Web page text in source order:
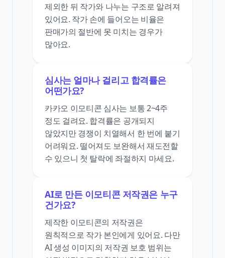
제외한 뒤 작가와 나누는 구조로 알려져
있어요. 작가 손에 들어오는 비율은
판매가의 절반에 못 미치는 경우가
많아요.
심사는 얼마나 걸리고 합격률은
어떤가요?
카카오 이모티콘 심사는 보통 2~4주
정도 걸려요. 합격률은 공개되지
않았지만 경쟁이 치열해서 한 번에 붙기
어려워요. 떨어져도 보완해서 재도전할
수 있으니 첫 탈락에 좌절하지 마세요.
AI로 만든 이모티콘 저작권은 누구
건가요?
제작한 이모티콘의 저작권은
원칙적으로 작가 본인에게 있어요. 다만
AI 생성 이미지의 저작권 보호 범위는